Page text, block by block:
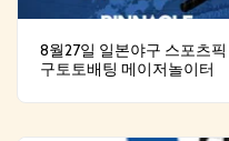
8월27일 일본야구 스포츠
구토토배팅 메이저놀이터